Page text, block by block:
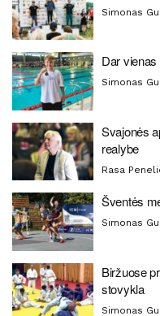
Simonas
Dar
Simonas
Svajonės
realybe
Rasa
Šventės
Simonas
Biržuose
stovykla
Simonas